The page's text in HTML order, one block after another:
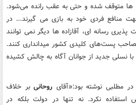
ها متوقف شده و حتی به عقب رانده می‌شود.
منافع فردی خود به بازی می گیرند... در
رسانه ای، آقازاده ها دیگر نمی توانند
پست‌های کلیدی کشور میدانداری کنند.
نسلی جدید از جوانان آگاه به چالش کشیده
مطلبی نوشته بود:«آقای روحانیبر خلاف
استفاده نکرد. نه تنها در دولت بلکه در